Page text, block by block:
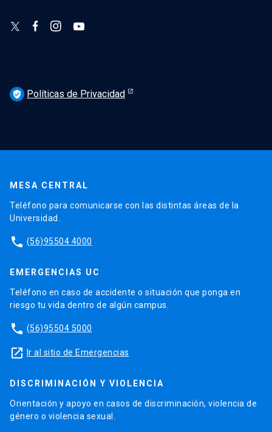
verified_user Políticas de Privacidad
MESA CENTRAL
Teléfono para comunicarse con las distintas áreas de la
Universidad.
phone (56)95504 4000
EMERGENCIAS UC
Teléfono en caso de accidente o situación que ponga en
riesgo tu vida dentro de algún campus.
phone (56)95504 5000
launch Ir al sitio de Emergencias
DISCRIMINACIÓN Y VIOLENCIA
Orientación y apoyo en casos de discriminación, violencia de
género o violencia sexual.